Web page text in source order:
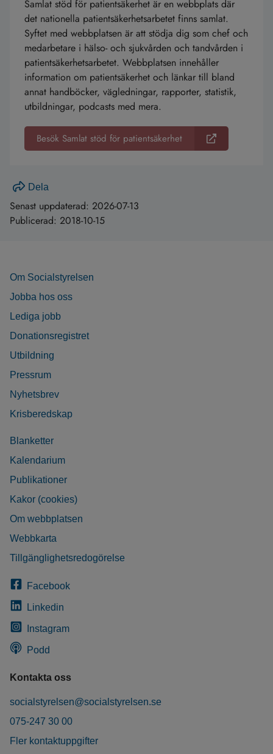
Samlat stöd för patientsäkerhet är en webbplats där
det nationella patientsäkerhetsarbetet finns samlat.
Syftet med webbplatsen är att stödja dig som chef och
medarbetare i hälso- och sjukvården och tandvården i
patientsäkerhetsarbetet. Webbplatsen innehåller
information om patientsäkerhet och länkar till bland
annat handböcker, vägledningar, rapporter, statistik,
utbildningar, podcasts med mera.
Besök Samlat stöd för patientsäkerhet
Dela
Senast uppdaterad: 2026-07-13
Publicerad: 2018-10-15
Om Socialstyrelsen
Jobba hos oss
Lediga jobb
Donationsregistret
Utbildning
Pressrum
Nyhetsbrev
Krisberedskap
Blanketter
Kalendarium
Publikationer
Kakor (cookies)
Om webbplatsen
Webbkarta
Tillgänglighetsredogörelse
Facebook
Linkedin
Instagram
Podd
Kontakta oss
socialstyrelsen@socialstyrelsen.se
075-247 30 00
Fler kontaktuppgifter